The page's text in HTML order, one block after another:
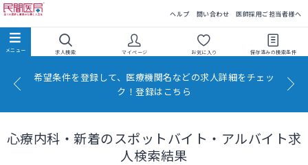
ヘルプ 問い合わせ 医師採用ご担当者様へ
求人検索 マイページ お気に入り 保存済みの検索条件
希望条件を登録して、医療機関名などの求人詳細をチェッ
ク！登録はこちら
心療内科・新着のスポットバイト・アルバイト求
人検索結果